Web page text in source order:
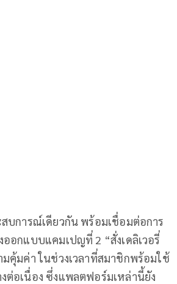
บการณ์เดียวกัน พร้อมเชื่อมต่อการ
อกแบบแคมเปญที่ 2 “สั่งเดลิเวอรี่
คุ้มค่า ในช่วงเวลาที่สมาชิกพร้อมใช้
ต่อเนื่อง ซึ่งแพลตฟอร์มเหล่านี้ยัง